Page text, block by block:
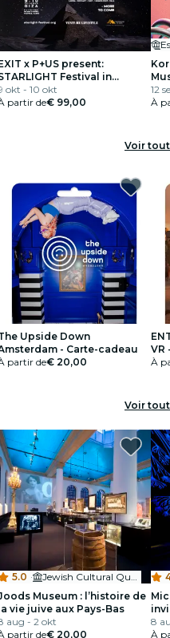
x P+US present:
Festival in
with Visa
okt - 10 okt
partir de€ 99,00
12
À
Voir tout
Upside Down
- Carte-cadeau
partir de€ 20,00
VR
À
Voir tout
5.0 ·
Jewish Cultural Quarter
Museum : l’histoire de
la vie juive aux Pays-Bas
aug - 2 okt
partir de€ 20,00
8
À